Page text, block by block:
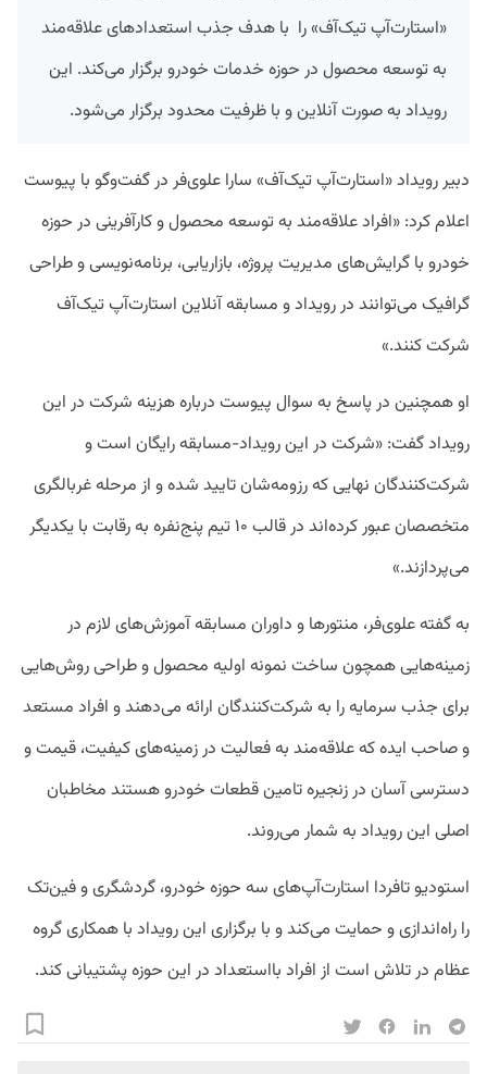
«استارت‌آپ تیک‌آف» را با هدف جذب استعدادهای علاقه‌مند
به توسعه محصول در حوزه خدمات خودرو برگزار می‌کند. این
رویداد به صورت آنلاین و با ظرفیت محدود برگزار می‌شود.
دبیر رویداد «استارت‌آپ تیک‌آف» سارا علوی‌فر در گفت‌وگو با پیوست
اعلام کرد: «افراد علاقه‌مند به توسعه محصول و کارآفرینی در حوزه
خودرو با گرایش‌های مدیریت پروژه، بازاریابی، برنامه‌نویسی و طراحی
گرافیک می‌توانند در رویداد و مسابقه آنلاین استارت‌آپ تیک‌آف
شرکت کنند.»
او همچنین در پاسخ به سوال پیوست درباره هزینه شرکت در این
رویداد گفت: «شرکت در این رویداد-مسابقه رایگان است و
شرکت‌کنندگان نهایی که رزومه‌شان تایید شده و از مرحله غربالگری
متخصصان عبور ‌کرده‌اند در قالب ۱۰ تیم پنج‌نفره به رقابت با یکدیگر
می‌پردازند.»
به گفته علوی‌فر، منتورها و داوران مسابقه آموزش‌های لازم در
زمینه‌هایی همچون ساخت نمونه اولیه محصول و طراحی روش‌هایی
برای جذب سرمایه را به شرکت‌کنندگان ارائه می‌دهند و افراد مستعد
و صاحب ایده که علاقه‌مند به فعالیت در زمینه‌های کیفیت، قیمت و
دسترسی آسان در زنجیره تامین قطعات خودرو هستند مخاطبان
اصلی این رویداد به شمار می‌روند.
استودیو تافردا استارت‌آپ‌های سه حوزه خودرو، گردشگری و فین‌تک
را راه‌اندازی و حمایت می‌کند و با برگزاری این رویدا‌د با همکاری گروه
عظام در تلاش است از افراد بااستعداد در این حوزه پشتیبانی کند.